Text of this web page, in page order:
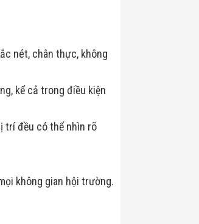
nét, chân thực, không
kể cả trong điều kiện
trí đều có thể nhìn rõ
không gian hội trường.